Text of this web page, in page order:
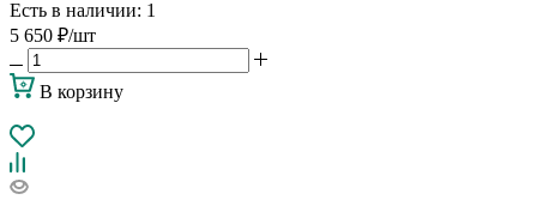
Есть в наличии: 1
5 650 ₽/шт
В корзину